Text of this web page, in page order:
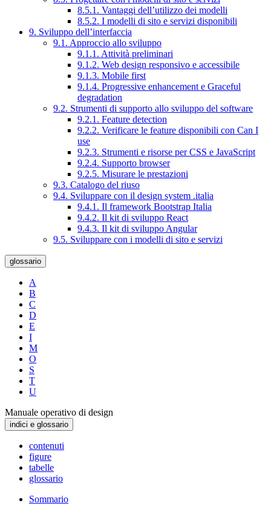
8.5.1. Vantaggi dell’utilizzo dei modelli
8.5.2. I modelli di sito e servizi disponibili
9. Sviluppo dell’interfaccia
9.1. Approccio allo sviluppo
9.1.1. Attività preliminari
9.1.2. Web design responsivo e accessibile
9.1.3. Mobile first
9.1.4. Progressive enhancement e Graceful
degradation
9.2. Strumenti di supporto allo sviluppo del software
9.2.1. Feature detection
9.2.2. Verificare le feature disponibili con Can I
use
9.2.3. Strumenti e risorse per CSS e JavaScript
9.2.4. Supporto browser
9.2.5. Misurare le prestazioni
9.3. Catalogo del riuso
9.4. Sviluppare con il design system .italia
9.4.1. Il framework Bootstrap Italia
9.4.2. Il kit di sviluppo React
9.4.3. Il kit di sviluppo Angular
9.5. Sviluppare con i modelli di sito e servizi
glossario
A
B
C
D
E
I
M
O
S
T
U
Manuale operativo di design
indici e glossario
contenuti
figure
tabelle
glossario
Sommario